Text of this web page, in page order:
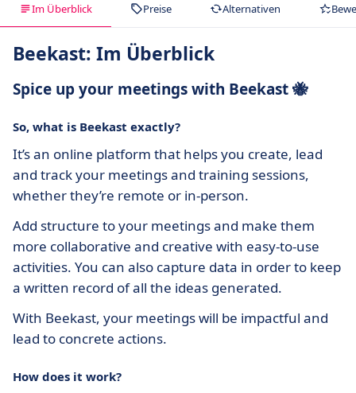
Im Überblick Preise Alternativen
Beekast: Im Überblick
Spice up your meetings with Beekast 🐝
So, what is Beekast exactly?
It’s an online platform that helps you create, lead
and track your meetings and training sessions,
whether they’re remote or in-person.
Add structure to your meetings and make them
more collaborative and creative with easy-to-use
activities. You can also capture data in order to keep
a written record of all the ideas generated.
With Beekast, your meetings will be impactful and
lead to concrete actions.
How does it work?